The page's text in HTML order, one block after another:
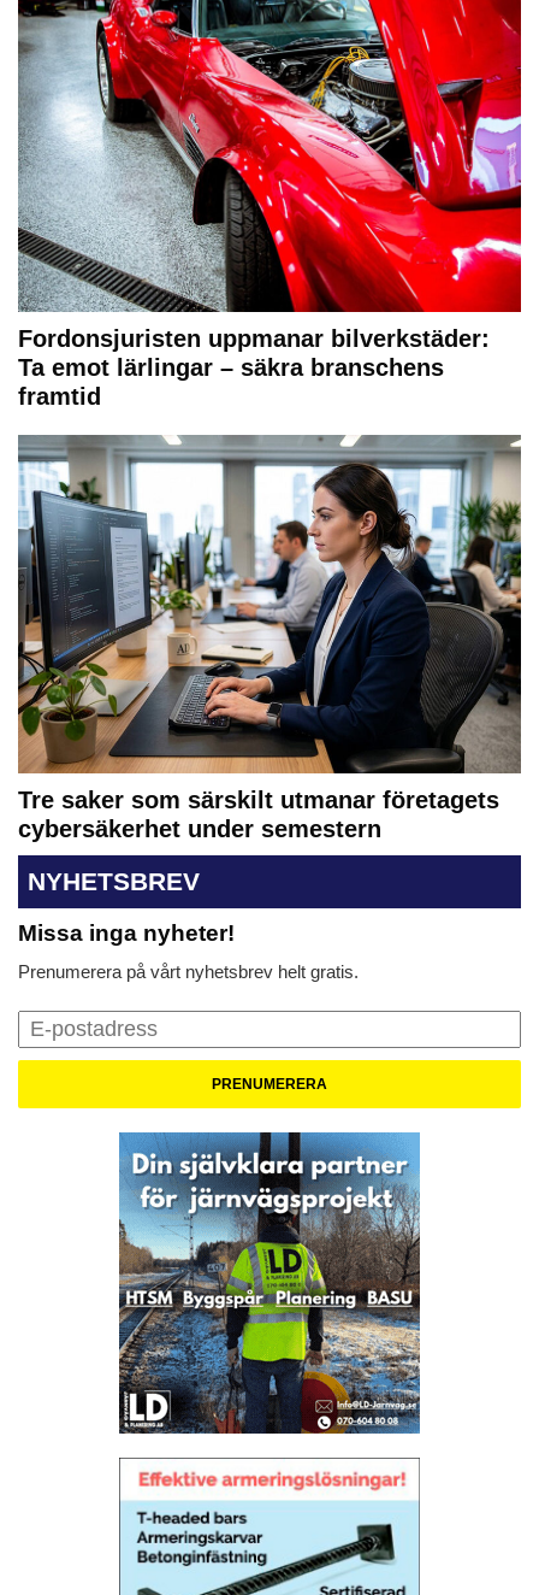
Fordonsjuristen uppmanar bilverkstäder:
Ta emot lärlingar – säkra branschens
framtid
Tre saker som särskilt utmanar företagets
cybersäkerhet under semestern
NYHETSBREV
Missa inga nyheter!
Prenumerera på vårt nyhetsbrev helt gratis.